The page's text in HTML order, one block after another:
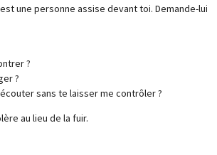
une personne assise devant toi. Demande-lui
?
?
sans te laisser me contrôler ?
au lieu de la fuir.